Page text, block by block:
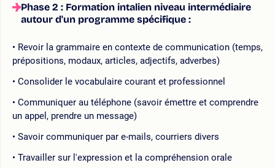
Phase 2 : Formation intalien niveau intermédiaire
autour d'un programme spécifique :
Revoir la grammaire en contexte de communication (temps,
prépositions, modaux, articles, adjectifs, adverbes)
Consolider le vocabulaire courant et professionnel
Communiquer au téléphone (savoir émettre et comprendre
un appel, prendre un message)
Savoir communiquer par e-mails, courriers divers
Travailler sur l'expression et la compréhension orale